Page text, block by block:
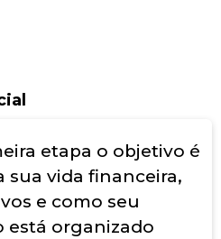
etapa o objetivo é
sua vida financeira,
e como seu
está organizado